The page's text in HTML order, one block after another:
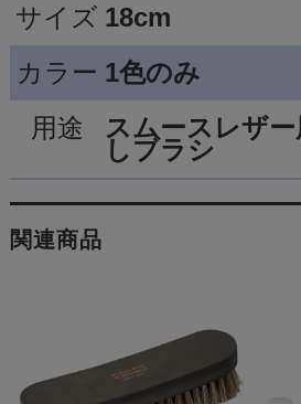
サイズ 18cm
カラー 1色のみ
用途
スムースレザ
しブラシ
関連商品